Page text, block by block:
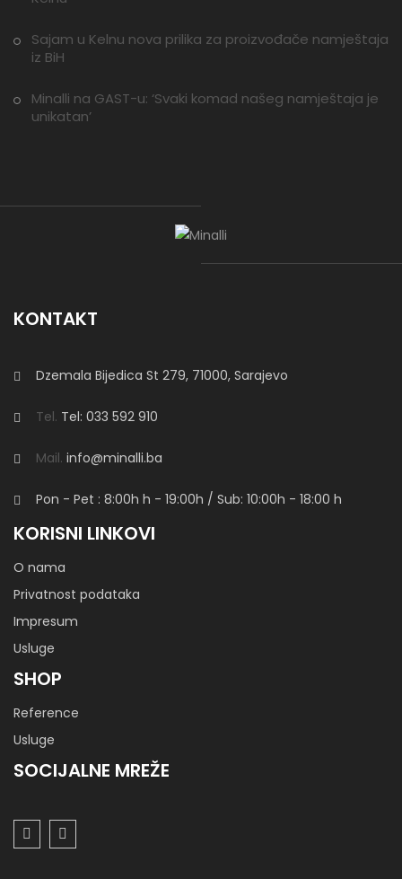
Sajam u Kelnu nova prilika za proizvođače namještaja
iz BiH
Minalli na GAST-u: ‘Svaki komad našeg namještaja je
unikatan’
KONTAKT
Dzemala Bijedica St 279, 71000, Sarajevo
Tel. Tel: 033 592 910
Mail. info@minalli.ba
Pon - Pet : 8:00h h - 19:00h / Sub: 10:00h - 18:00 h
KORISNI LINKOVI
O nama
Privatnost podataka
Impresum
Usluge
SHOP
Reference
Usluge
SOCIJALNE MREŽE